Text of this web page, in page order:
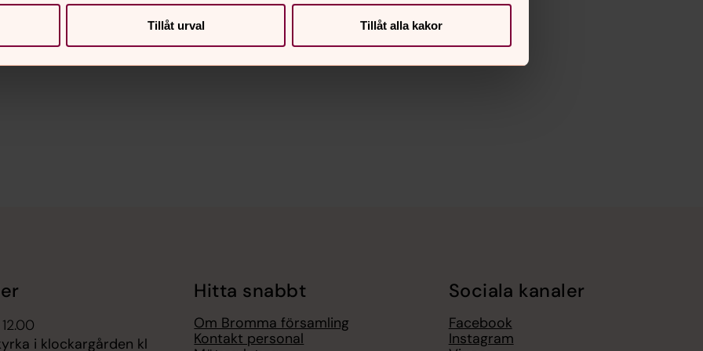
Tillåt urval Tillåt alla kakor
i klockargården kl
Hitta snabbt
Om Bromma församling
Kontakt personal
Sociala kanaler
Facebook
Instagram